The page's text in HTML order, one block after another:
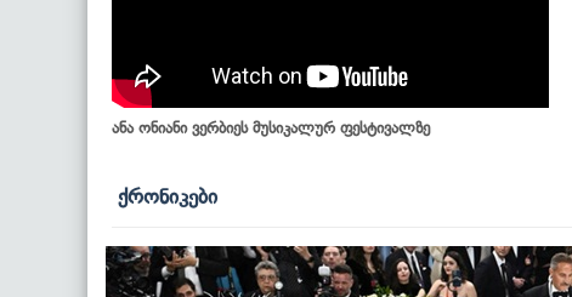
ანა ონიანი ვერბიეს მუსიკალურ ფესტივალზე
ქრონიკები